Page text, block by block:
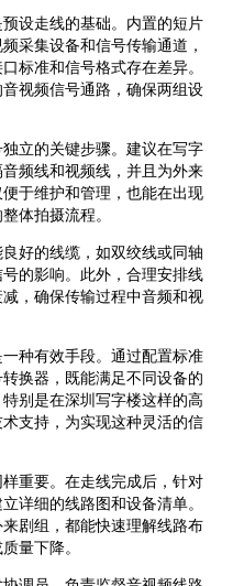
设走线的基础。内置的短片
采集设备和信号传输通道，
标准和信号格式存在差异。
视频信号通路，确保两组设
立的关键步骤。建议在写字
频线和视频线，并且为外来
于维护和管理，也能在出现
体拍摄流程。
好的线缆，如双绞线或同轴
的影响。此外，合理安排线
，确保传输过程中音频和视
种有效手段。通过配置标准
换器，既能满足不同设备的
别是在深圳写字楼这样的高
支持，为实现这种灵活的信
重要。在走线完成后，针对
详细的线路图和设备清单。
剧组，都能快速理解线路布
量下降。